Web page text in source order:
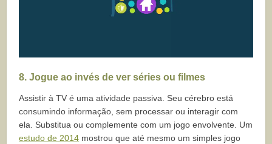
8.Jogue ao invés de ver séries ou filmes
Assistir à TV é uma atividade passiva. Seu cérebro está
consumindo informação, sem processar ou interagir com
ela. Substitua ou complemente com um jogo envolvente. Um
estudo de 2014 mostrou que até mesmo um simples jogo